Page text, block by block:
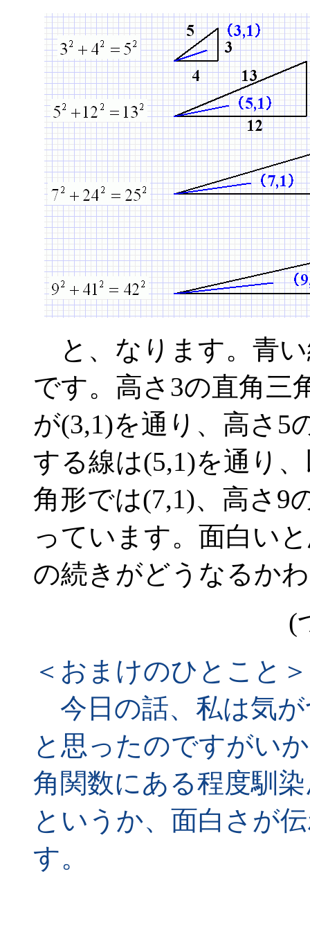
と、なります。青
です。高さ3の直角三
が(3,1)を通り、高さ5
する線は(5,1)を通り
角形では(7,1)、高さ9
っています。面白い
の続きがどうなるか
(
＜おまけのひとこと＞
今日の話、私は気
と思ったのですがい
角関数にある程度馴
というか、面白さが
す。